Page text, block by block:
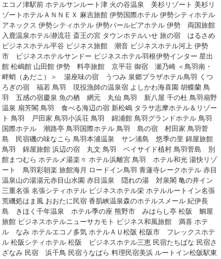
エコノ津駅前 ホテルサンルート津 火の谷温泉 美杉リゾート 美杉リ
ゾートホテルＡＮＮＥＸ 麻吉旅館 伊勢国際ホテル 伊勢シティホテル
アネックス 伊勢シティホテル 伊勢パールピアホテル 伊勢 両国旅館
入鹿温泉ホテル瀞流荘 斎王の宮 タウンホテルいせ 旅の宿 はるさめ
ビジネスホテル平谷 ビジネス旅館 潮音 ビジネスホテル河上 伊勢
市 ビジネスホテルサンドー ビジネスホテル羽根伊勢インター 星出
館 松嶋館 山田館 伊勢 料亭旅館 京平荘 御宿 瀬乃崎 ＜鳥羽南・
畔蛸（あだこ）＞ 湯座味の宿 うつみ 泉郷プラザホテル鳥羽 くつ
ろぎの宿 福若 鳥羽 現役漁師の温泉宿 よしかわ海喜園 胡蝶蘭 鳥
羽 五感の宿慶泉 魚の栖 網元 丸仙 鳥羽 新八屋 千の杜 鳥羽扇野
温泉 扇芳閣 鳥羽 食べる海辺の宿 新松嶋 タラサ志摩ホテル＆リゾー
ト 鳥羽 戸田家 鳥羽小浜荘 鳥羽 錦浦館 鳥羽グランドホテル 鳥羽
国際ホテル 潮路亭 鳥羽国際ホテル 鳥羽 島の宿 村田家 鳥羽菅
島 民宿磯の味なこら 鳥羽本浦温泉 サン浦島 悠季の里 錦屋旅館
鳥羽 錦屋旅館 浜辺の宿 丸文 鳥羽 ベイサイド植村 鳥羽菅島 別
館まつむら ホテルメ湯楽々 ホテル浜離宮 鳥羽 ホテル和光 湯快リゾ
ート 鳥羽彩朝楽 旅館海月 ロードイン鳥羽 青蓮寺レークホテル 赤目
温泉山の湯湯元赤目山水園 赤目温泉 隠れの湯 対泉閣 亀の井イン
三重名張 名張シティホテル ビジネスホテル栄 ホテルルートイン名張
荒磯処はま風 おおたに民宿 香肌峡温泉森のホテルスメール 紀伊長
島 きほく千年温泉 ホテル季の座 熊野市 みはらし亭 松阪 鯛屋
旅館 ビジネスホテルニューサカモト ビジネス和風旅館 満喜 ホテ
ル なみ ホテルエコノ多気 ホテルＡＵ松阪 松阪市 フレックスホテ
ル 松阪シティホテル 松阪 ビジネスホテル三恵 民宿たちばな 民宿さ
ざなみ 民宿 浜千鳥 民宿うなばら 料理民宿美浜 ルートイン松阪駅東